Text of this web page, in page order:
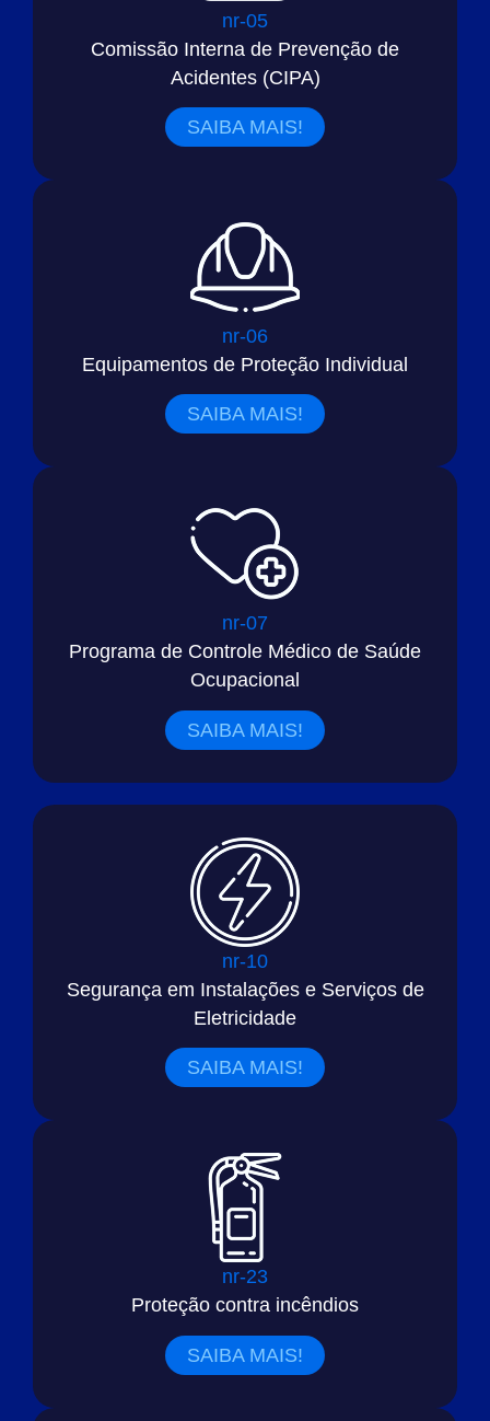
nr-05
Comissão Interna de Prevenção de
Acidentes (CIPA)
SAIBA MAIS!
nr-06
Equipamentos de Proteção Individual
SAIBA MAIS!
nr-07
Programa de Controle Médico de Saúde
Ocupacional
SAIBA MAIS!
nr-10
Segurança em Instalações e Serviços de
Eletricidade
SAIBA MAIS!
nr-23
Proteção contra incêndios
SAIBA MAIS!